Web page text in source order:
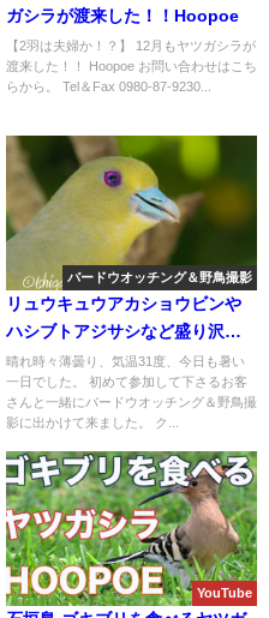
ガシラが渡来した！！Hoopoe
【2羽は夫婦か！？】 12月もヤツガシラが
渡来した！！ Hoopoe お問い合わせはこち
らから。 Tel＆Fax 0980-87-9230...
バードウオッチング＆野鳥撮影
リュウキュウアカショウビンや
ハシブトアジサシなど盛り沢山
のバードウオッチング＆野鳥撮
影ガイド!!
晴れ時々薄曇り、気温31度、今日も暑い
一日でした。 初めて参加して下さるお客
さんと一緒にバードウオッチング＆野鳥撮
影に出かけて来ました。 ク...
YouTube